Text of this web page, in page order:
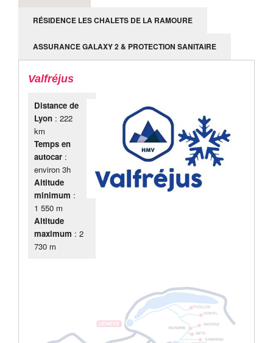
RÉSIDENCE LES CHALETS DE LA RAMOURE
ASSURANCE GALAXY 2 & PROTECTION SANITAIRE
Valfréjus
Distance de
Lyon : 222
km
Temps en
autocar :
environ 3h
Altitude
minimum :
1 550 m
Altitude
maximum : 2
730 m